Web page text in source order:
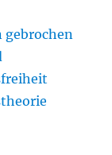
gebrochen